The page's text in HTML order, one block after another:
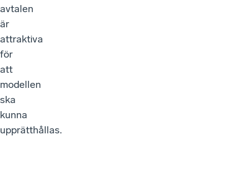
avtalen
är
attraktiva
för
att
modellen
ska
kunna
upprätthållas.